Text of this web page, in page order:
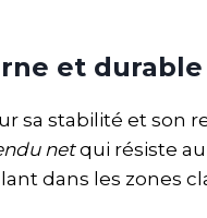
et durable
sa stabilité et son
netqui résiste
dans les zones